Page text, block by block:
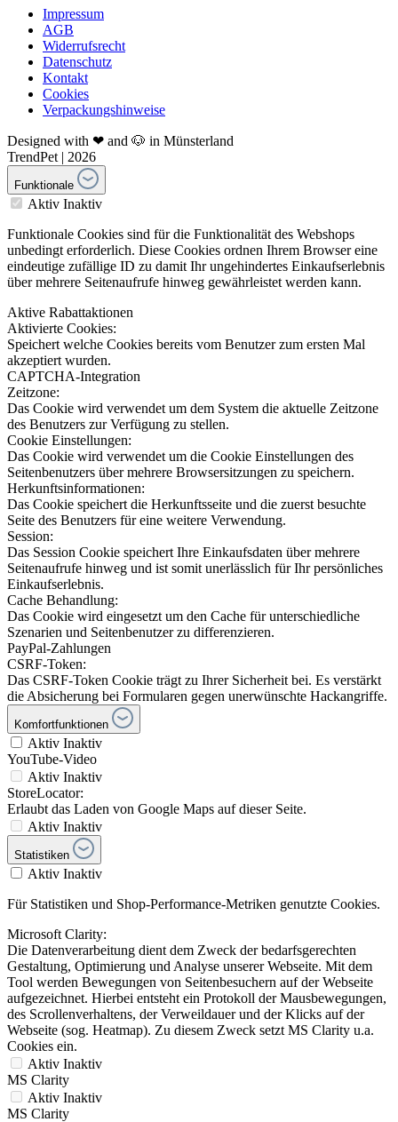
Impressum
AGB
Widerrufsrecht
Datenschutz
Kontakt
Cookies
Verpackungshinweise
Designed with ❤ and 🐶 in Münsterland
TrendPet | 2026
Funktionale
Aktiv Inaktiv
Funktionale Cookies sind für die Funktionalität des Webshops
unbedingt erforderlich. Diese Cookies ordnen Ihrem Browser eine
eindeutige zufällige ID zu damit Ihr ungehindertes Einkaufserlebnis
über mehrere Seitenaufrufe hinweg gewährleistet werden kann.
Aktive Rabattaktionen
Aktivierte Cookies:
Speichert welche Cookies bereits vom Benutzer zum ersten Mal
akzeptiert wurden.
CAPTCHA-Integration
Zeitzone:
Das Cookie wird verwendet um dem System die aktuelle Zeitzone
des Benutzers zur Verfügung zu stellen.
Cookie Einstellungen:
Das Cookie wird verwendet um die Cookie Einstellungen des
Seitenbenutzers über mehrere Browsersitzungen zu speichern.
Herkunftsinformationen:
Das Cookie speichert die Herkunftsseite und die zuerst besuchte
Seite des Benutzers für eine weitere Verwendung.
Session:
Das Session Cookie speichert Ihre Einkaufsdaten über mehrere
Seitenaufrufe hinweg und ist somit unerlässlich für Ihr persönliches
Einkaufserlebnis.
Cache Behandlung:
Das Cookie wird eingesetzt um den Cache für unterschiedliche
Szenarien und Seitenbenutzer zu differenzieren.
PayPal-Zahlungen
CSRF-Token:
Das CSRF-Token Cookie trägt zu Ihrer Sicherheit bei. Es verstärkt
die Absicherung bei Formularen gegen unerwünschte Hackangriffe.
Komfortfunktionen
Aktiv Inaktiv
YouTube-Video
Aktiv Inaktiv
StoreLocator:
Erlaubt das Laden von Google Maps auf dieser Seite.
Aktiv Inaktiv
Statistiken
Aktiv Inaktiv
Für Statistiken und Shop-Performance-Metriken genutzte Cookies.
Microsoft Clarity:
Die Datenverarbeitung dient dem Zweck der bedarfsgerechten
Gestaltung, Optimierung und Analyse unserer Webseite. Mit dem
Tool werden Bewegungen von Seitenbesuchern auf der Webseite
aufgezeichnet. Hierbei entsteht ein Protokoll der Mausbewegungen,
des Scrollenverhaltens, der Verweildauer und der Klicks auf der
Webseite (sog. Heatmap). Zu diesem Zweck setzt MS Clarity u.a.
Cookies ein.
Aktiv Inaktiv
MS Clarity
Aktiv Inaktiv
MS Clarity